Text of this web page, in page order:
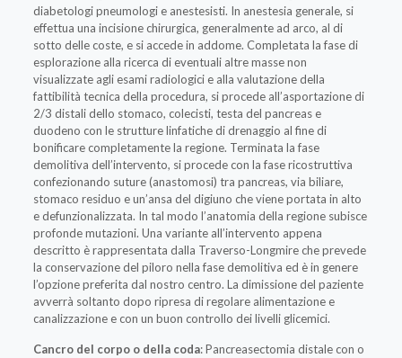
diabetologi pneumologi e anestesisti. In anestesia generale, si
effettua una incisione chirurgica, generalmente ad arco, al di
sotto delle coste, e si accede in addome. Completata la fase di
esplorazione alla ricerca di eventuali altre masse non
visualizzate agli esami radiologici e alla valutazione della
fattibilità tecnica della procedura, si procede all’asportazione di
2/3 distali dello stomaco, colecisti, testa del pancreas e
duodeno con le strutture linfatiche di drenaggio al fine di
bonificare completamente la regione. Terminata la fase
demolitiva dell’intervento, si procede con la fase ricostruttiva
confezionando suture (anastomosi) tra pancreas, via biliare,
stomaco residuo e un’ansa del digiuno che viene portata in alto
e defunzionalizzata. In tal modo l’anatomia della regione subisce
profonde mutazioni. Una variante all’intervento appena
descritto è rappresentata dalla Traverso-Longmire che prevede
la conservazione del piloro nella fase demolitiva ed è in genere
l’opzione preferita dal nostro centro. La dimissione del paziente
avverrà soltanto dopo ripresa di regolare alimentazione e
canalizzazione e con un buon controllo dei livelli glicemici.
Cancro del corpo o della coda: Pancreasectomia distale con o